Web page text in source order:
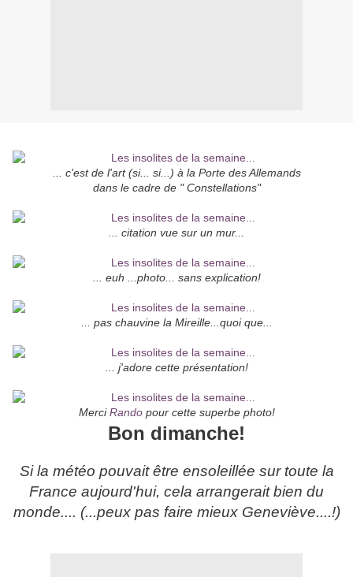
... c'est de l'art (si... si...) à la Porte des Allemands
dans le cadre de " Constellations"
... citation vue sur un mur...
... euh ...photo... sans explication!
... pas chauvine la Mireille...quoi que...
... j'adore cette présentation!
MerciRandopour cette superbe photo!
Bon dimanche!
Si la météo pouvait être ensoleillée sur toute la
France aujourd'hui, cela arrangerait bien du
monde.... (...peux pas faire mieux Geneviève....!)